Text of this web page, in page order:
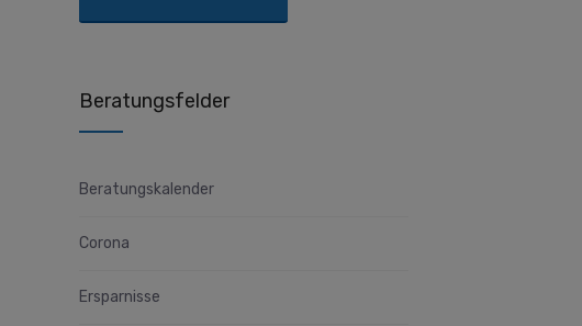
Beratungsfelder
Beratungskalender
Corona
Ersparnisse